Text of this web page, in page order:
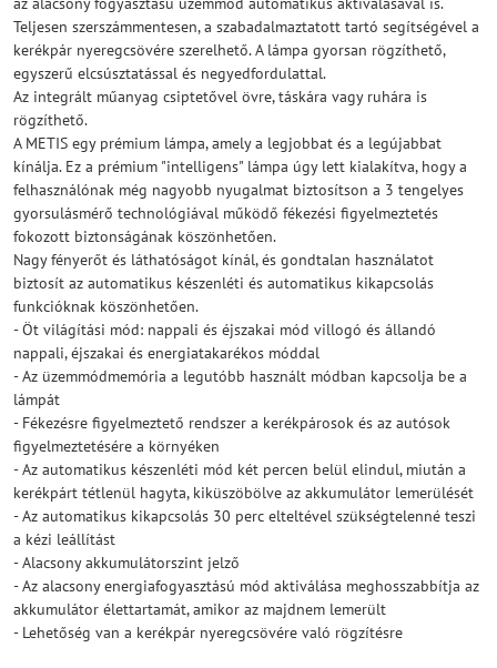
Teljesen szerszámmentesen, a szabadalmaztatott tartó segítségével a
kerékpár nyeregcsövére szerelhető. A lámpa gyorsan rögzíthető,
egyszerű elcsúsztatással és negyedfordulattal.
Az integrált műanyag csiptetővel övre, táskára vagy ruhára is
rögzíthető.
A METIS egy prémium lámpa, amely a legjobbat és a legújabbat
kínálja. Ez a prémium "intelligens" lámpa úgy lett kialakítva, hogy a
felhasználónak még nagyobb nyugalmat biztosítson a 3 tengelyes
gyorsulásmérő technológiával működő fékezési figyelmeztetés
fokozott biztonságának köszönhetően.
Nagy fényerőt és láthatóságot kínál, és gondtalan használatot
biztosít az automatikus készenléti és automatikus kikapcsolás
funkcióknak köszönhetően.
- Öt világítási mód: nappali és éjszakai mód villogó és állandó
nappali, éjszakai és energiatakarékos móddal
- Az üzemmódmemória a legutóbb használt módban kapcsolja be a
lámpát
- Fékezésre figyelmeztető rendszer a kerékpárosok és az autósok
figyelmeztetésére a környéken
- Az automatikus készenléti mód két percen belül elindul, miután a
kerékpárt tétlenül hagyta, kiküszöbölve az akkumulátor lemerülését
- Az automatikus kikapcsolás 30 perc elteltével szükségtelenné teszi
a kézi leállítást
- Alacsony akkumulátorszint jelző
- Az alacsony energiafogyasztású mód aktiválása meghosszabbítja az
akkumulátor élettartamát, amikor az majdnem lemerült
- Lehetőség van a kerékpár nyeregcsövére való rögzítésre